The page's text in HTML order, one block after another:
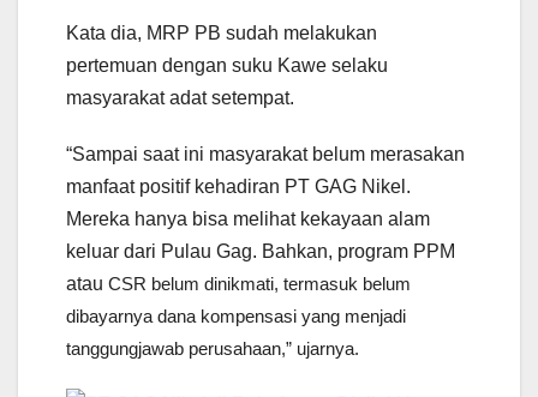
Kata dia, MRP PB sudah melakukan
pertemuan dengan suku Kawe selaku
masyarakat adat setempat.
“Sampai saat ini masyarakat belum merasakan
manfaat positif kehadiran PT GAG Nikel.
Mereka hanya bisa melihat kekayaan alam
keluar dari Pulau Gag. Bahkan, program PPM
atau CSR belum dinikmati, termasuk belum
dibayarnya dana kompensasi yang menjadi
tanggungjawab perusahaan,” ujarnya.